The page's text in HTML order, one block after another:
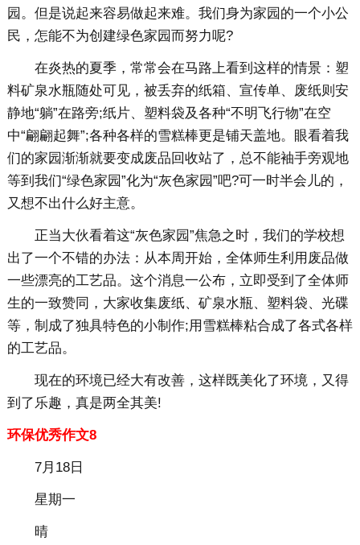
园。但是说起来容易做起来难。我们身为家园的一个小公
民，怎能不为创建绿色家园而努力呢?
在炎热的夏季，常常会在马路上看到这样的情景：塑
料矿泉水瓶随处可见，被丢弃的纸箱、宣传单、废纸则安
静地“躺”在路旁;纸片、塑料袋及各种“不明飞行物”在空
中“翩翩起舞”;各种各样的雪糕棒更是铺天盖地。眼看着我
们的家园渐渐就要变成废品回收站了，总不能袖手旁观地
等到我们“绿色家园”化为“灰色家园”吧?可一时半会儿的，
又想不出什么好主意。
正当大伙看着这“灰色家园”焦急之时，我们的学校想
出了一个不错的办法：从本周开始，全体师生利用废品做
一些漂亮的工艺品。这个消息一公布，立即受到了全体师
生的一致赞同，大家收集废纸、矿泉水瓶、塑料袋、光碟
等，制成了独具特色的小制作;用雪糕棒粘合成了各式各样
的工艺品。
现在的环境已经大有改善，这样既美化了环境，又得
到了乐趣，真是两全其美!
环保优秀作文8
7月18日
星期一
晴